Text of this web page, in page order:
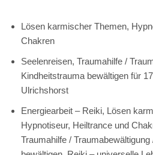
Lösen karmischer Themen,
Chakren
Seelenreisen, Traumahilfe /
Kindheitstrauma bewältigen für
Ulrichshorst
Energiearbeit – Reiki, Lösen
Hypnotiseur, Heiltrance und
Traumahilfe /